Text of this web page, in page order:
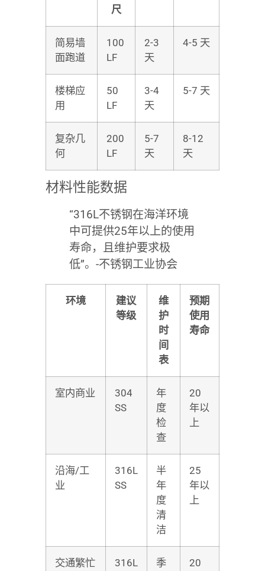
尺
简易墙
面跑道
100
LF
2-3
天
4-5 天
楼梯应
用
50
LF
3-4
天
5-7 天
复杂几
何
200
LF
5-7
天
8-12
天
材料性能数据
“316L不锈钢在海洋环境
中可提供25年以上的使用
寿命，且维护要求极
低”。-不锈钢工业协会
环境
建议
等级
维
护
时
间
表
预期
使用
寿命
室内商业
304
SS
年
度
检
查
20
年以
上
沿海/工
业
316L
SS
半
年
度
清
洁
25
年以
上
交通繁忙
316L
季
20